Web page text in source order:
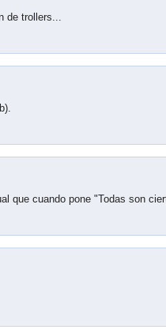
de trollers...
que cuando pone "Todas son